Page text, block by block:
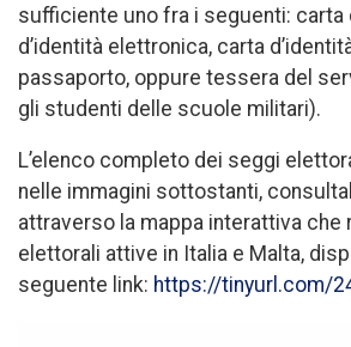
sufficiente uno fra i seguenti: carta
d’identità elettronica, carta
passaporto, oppure tessera del
gli studenti delle scuole militari).
L’elenco completo dei seggi
nelle immagini sottostanti,
attraverso la mappa interattiva che
elettorali attive in Italia e Malta,
seguente link: https://tinyurl.com/